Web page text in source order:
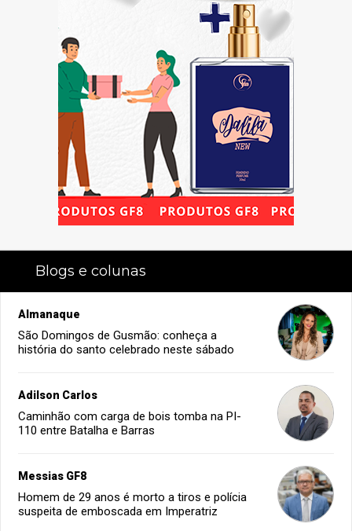
Blogs e colunas
Almanaque
São Domingos de Gusmão: conheça a
história do santo celebrado neste sábado
Adilson Carlos
Caminhão com carga de bois tomba na PI-
110 entre Batalha e Barras
Messias GF8
Homem de 29 anos é morto a tiros e polícia
suspeita de emboscada em Imperatriz